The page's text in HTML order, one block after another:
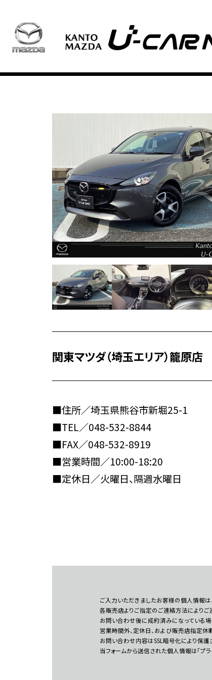
関東マツダ（埼玉エリア）籠原店
■住所／埼玉県熊谷市新堀25-1
■TEL／048-532-8844
■FAX／048-532-8919
■営業時間／10:00-18:20
■定休日／火曜日、隔週水曜日
ご入力いただきましたお客様の個人情報は
各販売店よりご指定のご連絡方法によりご
お問い合わせ後に成約済みになっている場
営業時間外、定休日、および販売店指定休
お問い合わせ内容はSSL暗号化により保護
当フォームから送信された個人情報は「プ